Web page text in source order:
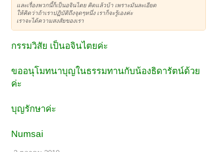
และเรื่องพวกนี้ก็เป็นอจินไตย คิดแล้วบ้า เพราะมันละเอียด
ให้คิดว่าถ้าเราปฏิบัติถึงจุดๆหนึ่ง เราก็จะรู้เองค่ะ
เราจะได้ความสงสัยของเรา
กรรมวิสัย เป็นอจินไตยค่ะ
ขออนุโมทนาบุญในธรรมทานกับน้องธิดารัตน์ด้วย
ค่ะ
บุญรักษาค่ะ
Numsai